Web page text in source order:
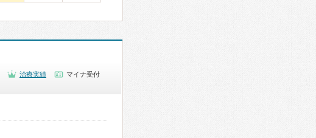
治療実績
マイナ受付